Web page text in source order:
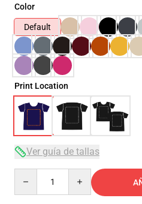
Color
Default
Print Location
Ver guía de tallas